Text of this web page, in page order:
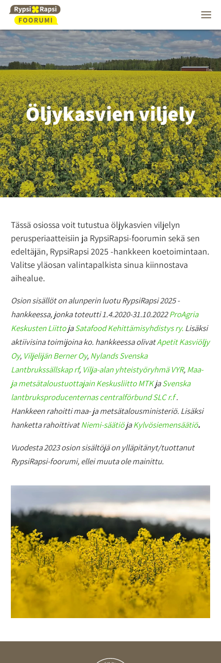
Öljykasvien viljely
Tässä osiossa voit tutustua öljykasvien viljelyn
perusperiaatteisiin ja RypsiRapsi-foorumin sekä sen
edeltäjän, RypsiRapsi 2025 -hankkeen koetoimintaan.
Valitse yläosan valintapalkista sinua kiinnostava
aihealue.
Osion sisällöt on alunperin luotu RypsiRapsi 2025 -
hankkeessa, jonka toteutti 1.4.2020-31.10.2022ProAgria
Keskusten LiittojaSatafood Kehittämisyhdistys ry. Lisäksi
aktiivisina toimijoina ko. hankkeessa olivatApetit Kasviöljy
Oy, Viljelijän Berner Oy,Nylands Svenska
Lantbrukssällskap rf, Vilja-alan yhteistyöryhmä VYR,Maa-
ja metsätaloustuottajain Keskusliitto MTKjaSvenska
lantbruksproducenternas centralförbund SLC r.f.
Hankkeen rahoitti maa- ja metsätalousministeriö. Lisäksi
hanketta rahoittivatNiemi-säätiöjaKylvösiemensäätiö.
Vuodesta 2023 osion sisältöjä on ylläpitänyt/tuottanut
RypsiRapsi-foorumi, ellei muuta ole mainittu.